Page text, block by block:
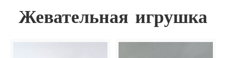
Жевательная игрушка